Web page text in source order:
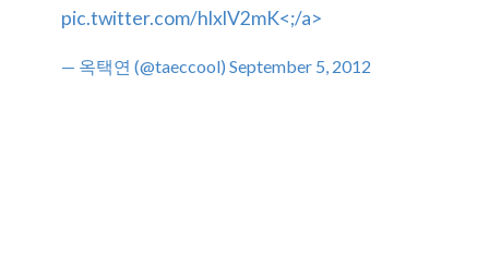
pic.twitter.com/hlxlV2mK<;/a>
— 옥택연 (@taeccool) September 5, 2012